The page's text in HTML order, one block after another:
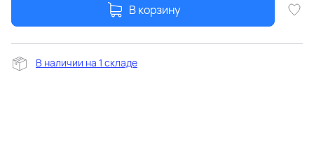
В корзину
В наличии на 1 складе